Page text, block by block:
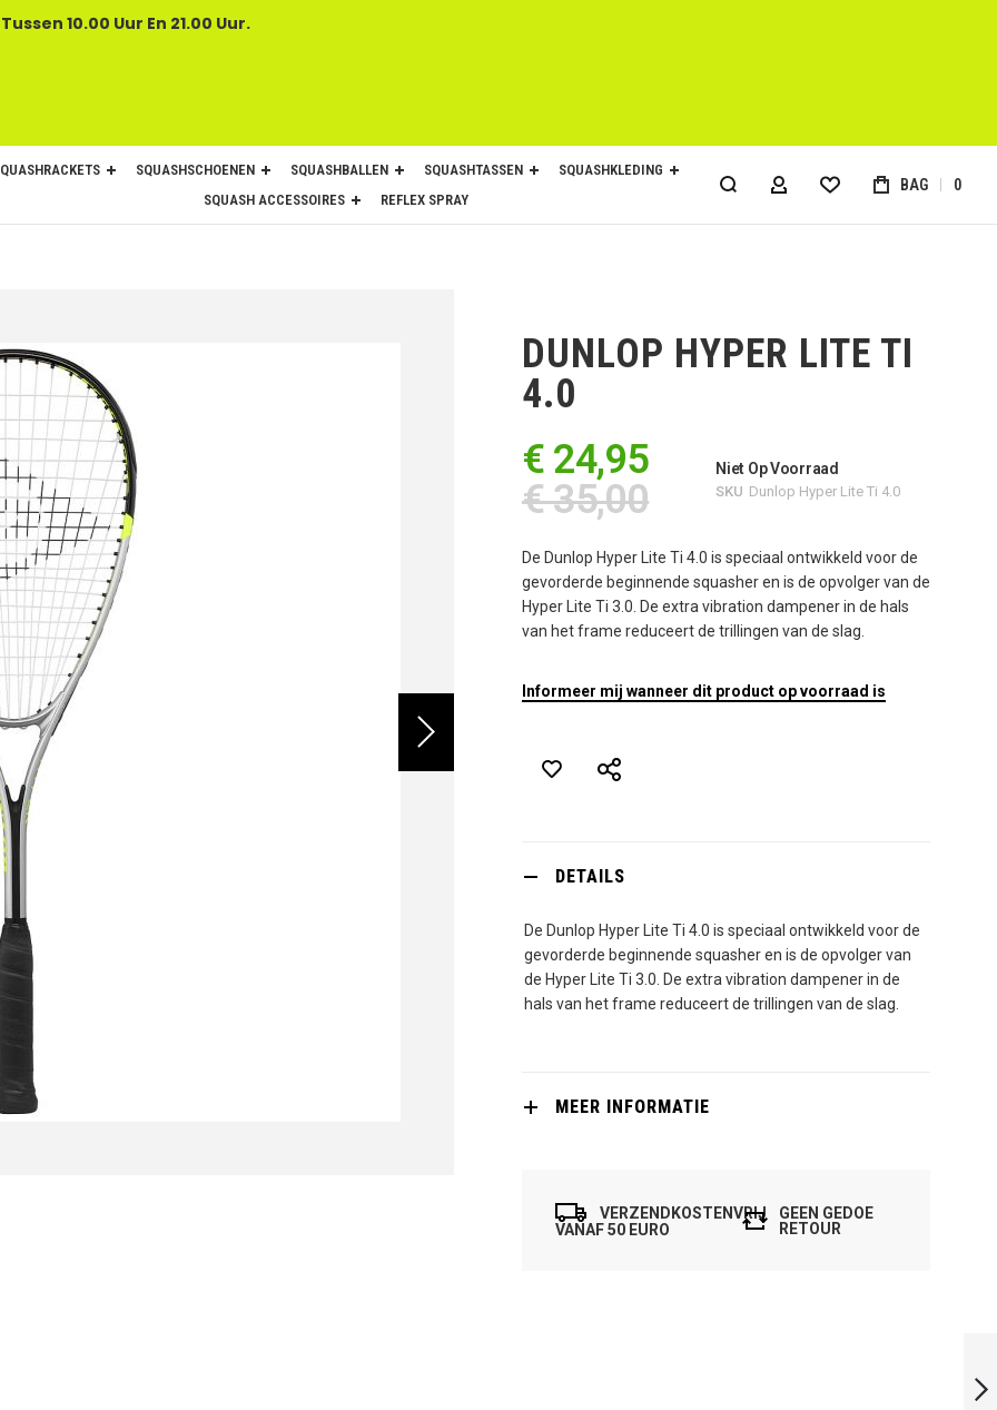
10.00 Uur En 21.00 Uur.
SQUASHSCHOENEN SQUASHBALLEN SQUASHTASSEN
SQUASHKLEDING
SQUASH ACCESSOIRES
REFLEX SPRAY ACCOUNT BAG 0
DUNLOP HYPER LITE TI
4.0
€ 24,95
€ 35,00
Niet Op Voorraad
SKU Dunlop Hyper Lite Ti 4.0
De Dunlop Hyper Lite Ti 4.0 is speciaal ontwikkeld voor de
gevorderde beginnende squasher en is de opvolger van de
Hyper Lite Ti 3.0. De extra vibration dampener in de hals
van het frame reduceert de trillingen van de slag.
Informeer mij wanneer dit product op voorraad is
DETAILS
De Dunlop Hyper Lite Ti 4.0 is speciaal ontwikkeld voor de
gevorderde beginnende squasher en is de opvolger van
de Hyper Lite Ti 3.0. De extra vibration dampener in de
hals van het frame reduceert de trillingen van de slag.
MEER INFORMATIE
VERZENDKOSTENVRIJ
VANAF 50 EURO
GEEN GEDOE
RETOUR